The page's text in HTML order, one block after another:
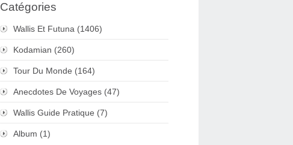
Catégories
Wallis Et Futuna (1406)
Kodamian (260)
Tour Du Monde (164)
Anecdotes De Voyages (47)
Wallis Guide Pratique (7)
Album (1)